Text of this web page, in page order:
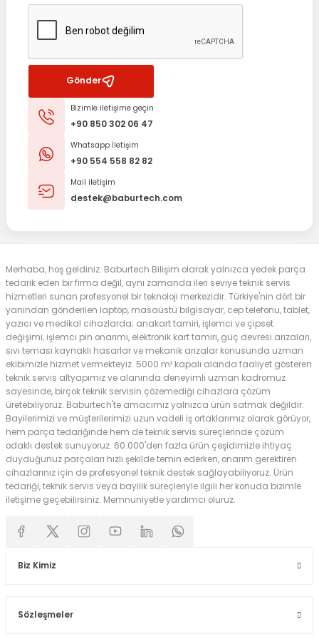
Gönder
Bizimle iletişime geçin
+90 850 302 06 47
Whatsapp İletişim
+90 554 558 82 82
Mail iletişim
destek@baburtech.com
Merhaba, hoş geldiniz. Baburtech Bilişim olarak yalnızca yedek parça
tedarik eden bir firma değil, aynı zamanda ileri seviye teknik servis
hizmetleri sunan profesyonel bir teknoloji merkezidir. Türkiye'nin dört bir
yanından gönderilen laptop, masaüstü bilgisayar, cep telefonu, tablet,
yazıcı ve medikal cihazlarda; anakart tamiri, işlemci ve çipset
değişimi, işlemci pin onarımı, elektronik kart tamiri, güç devresi arızaları,
sıvı teması kaynaklı hasarlar ve mekanik arızalar konusunda uzman
ekibimizle hizmet vermekteyiz. 5000 m² kapalı alanda faaliyet gösteren
teknik servis altyapımız ve alanında deneyimli uzman kadromuz
sayesinde, birçok teknik servisin çözemediği cihazlara çözüm
üretebiliyoruz. Baburtech'te amacımız yalnızca ürün satmak değildir.
Bayilerimizi ve müşterilerimizi uzun vadeli iş ortaklarımız olarak görüyor,
hem parça tedariğinde hem de teknik servis süreçlerinde çözüm
odaklı destek sunuyoruz. 60.000'den fazla ürün çeşidimizle ihtiyaç
duyduğunuz parçaları hızlı şekilde temin ederken, onarım gerektiren
cihazlarınız için de profesyonel teknik destek sağlayabiliyoruz. Ürün
tedariği, teknik servis veya bayilik süreçleriyle ilgili her konuda bizimle
iletişime geçebilirsiniz. Memnuniyetle yardımcı oluruz.
Biz Kimiz
Sözleşmeler